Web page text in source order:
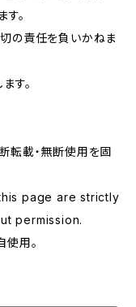
。
の責任を負いかねま
す。
転載・無断使用を固
page are strictly
permission.
用。